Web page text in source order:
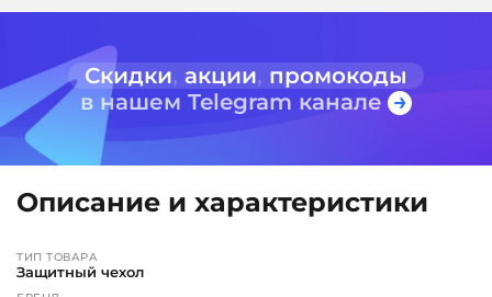
Скидки, акции, промокоды
в нашем Telegram канале
Описание и характеристики
ТИП ТОВАРА
Защитный чехол